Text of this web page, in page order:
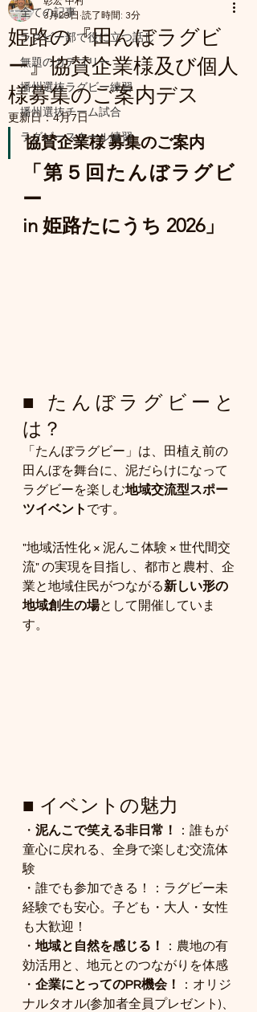
全ての記事
ラグビー部で役に立つ話し
無題のカテゴリー
播州選抜ラグビー練習
播州選抜チーム試合
ラグビースクール練習
姫路の『田んぼラグビ
ー』協賛企業様及び個人
様募集のご案内デス
3月29日 読了時間: 3分
更新日：4月7日
協賛企業様 募集のご案内
「第５回たんぼラグビ
ー
in 姫路たにうち 2026」
■ たんぼラグビーと
は？
「たんぼラグビー」は、田植え前の
田んぼを舞台に、泥だらけになって
ラグビーを楽しむ地域交流型スポー
ツイベント です。
"地域活性化 × 泥んこ体験 × 世代間交
流" の実現を目指し、都市と農村、企
業と地域住民がつながる新しい形の
地域創生の場として開催していま
す。
■ イベントの魅力
・ 泥んこで笑える非日常！
：誰もが
童心に戻れる、全身で楽しむ交流体
験
・誰でも参加できる！：ラグビー未
経験でも安心。子ども・大人・女性
も大歓迎！
・ 地域と自然を感じる！
：農地の有
効活用と、地元とのつながりを体感
・ 企業にとってのPR機会！
：オリジ
ナルタオル(参加者全員プレゼント)、